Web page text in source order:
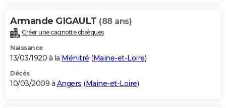
Armande GIGAULT (88 ans)
Créer une cagnotte obsèques
Naissance
13/03/1920 à la Ménitré (Maine-et-Loire)
Décès
10/03/2009 à Angers (Maine-et-Loire)